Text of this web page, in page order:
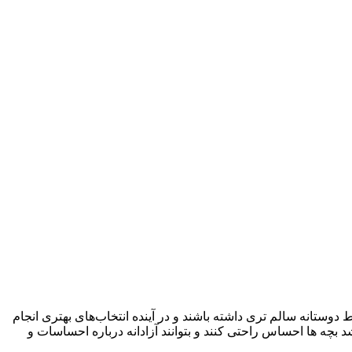
سالم‌ تری داشته باشند و در آینده انتخاب‌های بهتری انجام
احساس راحتی کنند و بتوانند آزادانه درباره احساسات و